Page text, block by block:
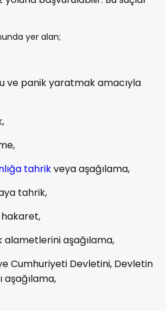
yer alan;
ve panik yaratmak amacıyla
tahrikveya aşağılama,
tahrik,
hakaret,
aşağılama,
Cumhuriyeti Devletini, Devletin
aşağılama,